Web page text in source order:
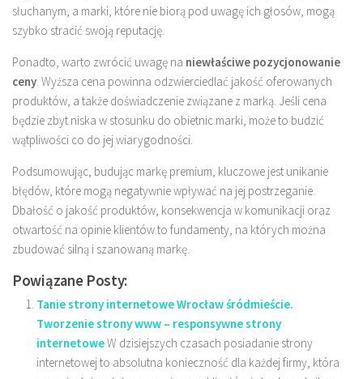
słuchanym, a marki, które nie biorą pod uwagę ich głosów, mogą
szybko stracić swoją reputację.
Ponadto, warto zwrócić uwagę na niewłaściwe pozycjonowanie
ceny . Wyższa cena powinna odzwierciedlać jakość oferowanych
produktów, a także doświadczenie związane z marką. Jeśli cena
będzie zbyt niska w stosunku do obietnic marki, może to budzić
wątpliwości co do jej wiarygodności.
Podsumowując, budując markę premium, kluczowe jest unikanie
błędów, które mogą negatywnie wpływać na jej postrzeganie.
Dbałość o jakość produktów, konsekwencja w komunikacji oraz
otwartość na opinie klientów to fundamenty, na których można
zbudować silną i szanowaną markę.
Powiązane Posty:
Tanie strony internetowe Wrocław śródmieście.
Tworzenie strony www – responsywne strony
internetoweW dzisiejszych czasach posiadanie strony
internetowej to absolutna konieczność dla każdej firmy, która